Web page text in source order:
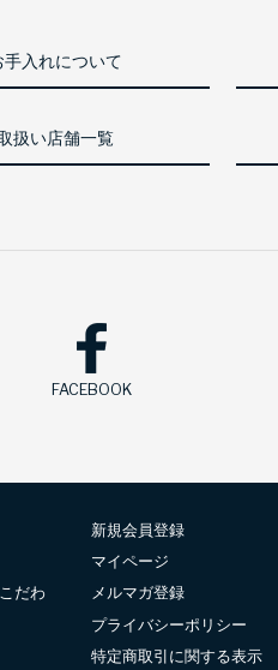
手入れについて
扱い店舗一覧
FACEBOOK
だわ
新規会員登録
マイページ
メルマガ登録
プライバシーポリシー
特定商取引に関する表示